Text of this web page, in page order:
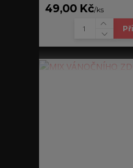
49,00 Kč/ks